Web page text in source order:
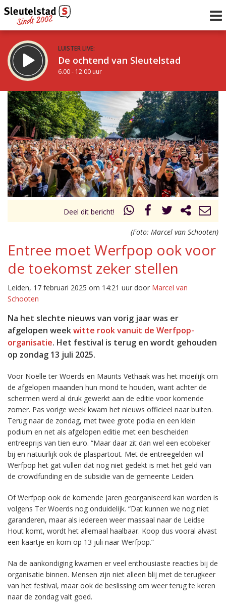
LUISTER LIVE:
De ochtend van Sleutelstad
6.00 - 12.00 uur
STRAKS:
De middag van Sleutelstad
12.00 - 17.00 uur
Vorig uur
uur 1 van 0 Volgend uur
Inklappen
Deel dit bericht!
(Foto: Marcel van Schooten)
Entree moet Werfpop ook voor
de toekomst zeker stellen
Leiden, 17 februari 2025 om 14:21 uur door Marcel van
Schooten
Na het slechte nieuws van vorig jaar was er
afgelopen weekwitte rook vanuit de Werfpop-
organisatie. Het festival is terug en wordt gehouden
op zondag 13 juli 2025.
Voor Noëlle ter Woerds en Maurits Vethaak was het moeilijk om
de afgelopen maanden hun mond te houden, want achter de
schermen werd al druk gewerkt aan de editie voor komende
zomer. Pas vorige week kwam het nieuws officieel naar buiten.
Terug naar de zondag, met twee grote podia en een klein
podium en net als afgelopen editie met een bescheiden
entreeprijs van tien euro. “Maar daar zit dan wel een ecobeker
bij en natuurlijk ook de plaspartout. Met de entreegelden wil
Werfpop het gat vullen dat nog niet gedekt is met het geld van
de crowdfunding en de subsidie van de gemeente Leiden.
Of Werfpop ook de komende jaren georganiseerd kan worden is
volgens Ter Woerds nog onduidelijk. “Dat kunnen we nog niet
garanderen, maar als iedereen weer massaal naar de Leidse
Hout komt, wordt het allemaal haalbaar. Koop dus vooral alvast
een kaartje en kom op 13 juli naar Werfpop.”
Na de aankondiging kwamen er veel enthousiaste reacties bij de
organisatie binnen. Mensen zijn niet alleen blij met de terugkeer
van het festival, maar ook de beslissing om weer terug te keren
naar de zondag valt goed.